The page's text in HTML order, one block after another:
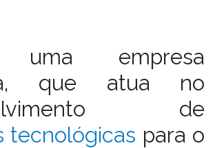
uma empresa
que atua no
de
tecnológicas para o